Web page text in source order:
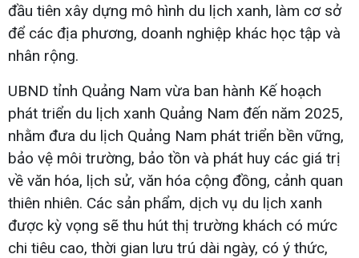
đầu tiên xây dựng mô hình du lịch xanh, làm cơ sở
để các địa phương, doanh nghiệp khác học tập và
nhân rộng.
UBND tỉnh Quảng Nam vừa ban hành Kế hoạch
phát triển du lịch xanh Quảng Nam đến năm 2025,
nhằm đưa du lịch Quảng Nam phát triển bền vững,
bảo vệ môi trường, bảo tồn và phát huy các giá trị
về văn hóa, lịch sử, văn hóa cộng đồng, cảnh quan
thiên nhiên. Các sản phẩm, dịch vụ du lịch xanh
được kỳ vọng sẽ thu hút thị trường khách có mức
chi tiêu cao, thời gian lưu trú dài ngày, có ý thức,